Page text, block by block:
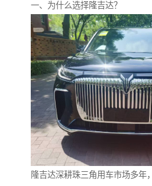
一、为什么选择隆吉达？
隆吉达深耕珠三角用车市场多年